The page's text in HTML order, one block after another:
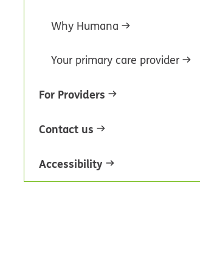
Why Humana
Your primary care provider
For Providers
Contact us
Accessibility